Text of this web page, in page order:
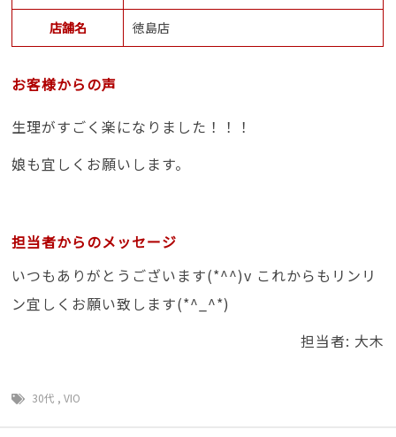
店舗名 徳島店
お客様からの声
生理がすごく楽になりました！！！
娘も宜しくお願いします。
担当者からのメッセージ
いつもありがとうございます(*^^)v これからもリンリ
ン宜しくお願い致します(*^_^*)
担当者: 大木
30代 ,VIO